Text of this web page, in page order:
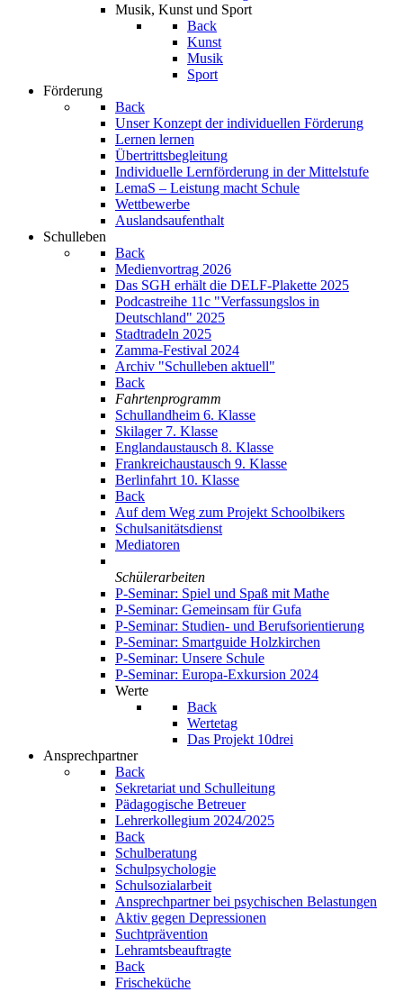
Musik, Kunst und Sport
Back
Kunst
Musik
Sport
Förderung
Back
Unser Konzept der individuellen Förderung
Lernen lernen
Übertrittsbegleitung
Individuelle Lernförderung in der Mittelstufe
LemaS – Leistung macht Schule
Wettbewerbe
Auslandsaufenthalt
Schulleben
Back
Medienvortrag 2026
Das SGH erhält die DELF-Plakette 2025
Podcastreihe 11c "Verfassungslos in
Deutschland" 2025
Stadtradeln 2025
Zamma-Festival 2024
Archiv "Schulleben aktuell"
Back
Fahrtenprogramm
Schullandheim 6. Klasse
Skilager 7. Klasse
Englandaustausch 8. Klasse
Frankreichaustausch 9. Klasse
Berlinfahrt 10. Klasse
Back
Auf dem Weg zum Projekt Schoolbikers
Schulsanitätsdienst
Mediatoren
Schülerarbeiten
P-Seminar: Spiel und Spaß mit Mathe
P-Seminar: Gemeinsam für Gufa
P-Seminar: Studien- und Berufsorientierung
P-Seminar: Smartguide Holzkirchen
P-Seminar: Unsere Schule
P-Seminar: Europa-Exkursion 2024
Werte
Back
Wertetag
Das Projekt 10drei
Ansprechpartner
Back
Sekretariat und Schulleitung
Pädagogische Betreuer
Lehrerkollegium 2024/2025
Back
Schulberatung
Schulpsychologie
Schulsozialarbeit
Ansprechpartner bei psychischen Belastungen
Aktiv gegen Depressionen
Suchtprävention
Lehramtsbeauftragte
Back
Frischeküche